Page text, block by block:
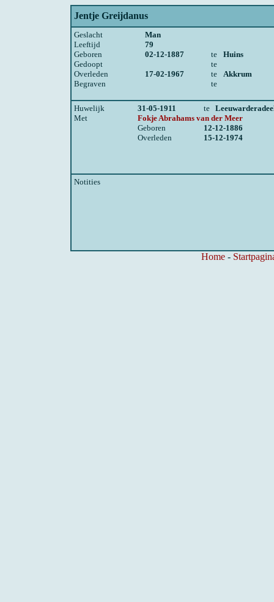
Jentje Greijdanus
Geslacht
Man
Leeftijd
79
Geboren
02-12-1887 te
Huins
Gedoopt
te
Overleden
17-02-1967 te
Akkrum
Begraven
te
Huwelijk 31-05-1911 te
Met
Fokje Abrahams van der Meer
Geboren
12-12-1886
Overleden
15-12-1974
Notities
Home-